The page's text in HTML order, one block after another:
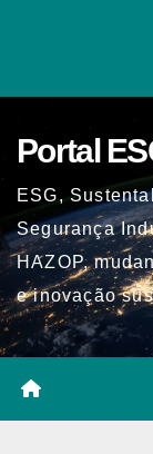
Portal
ESG,
Segurança
HAZOP,
e inovação